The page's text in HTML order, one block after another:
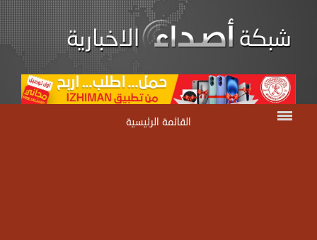
القائمة الرئيسية